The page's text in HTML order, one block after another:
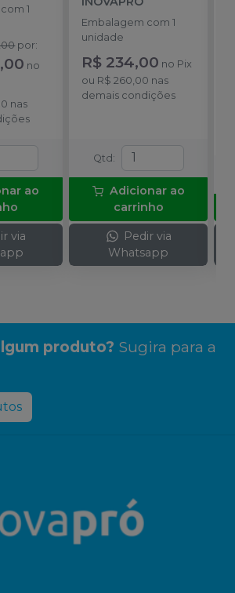
1
por:
no
nas
ao
via
Embalagem com 1
unidade
R$ 234,00 no Pix
ou R$ 260,00 nas
demais condições
Qtd :
Adicionar ao
carrinho
Pedir via
Whatsapp
produto? Sugira para a